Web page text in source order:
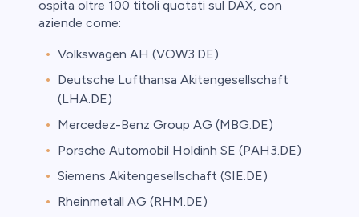
ospita oltre 100 titoli quotati sul DAX, con
aziende come:
Volkswagen AH (VOW3.DE)
Deutsche Lufthansa Akitengesellschaft
(LHA.DE)
Mercedez-Benz Group AG (MBG.DE)
Porsche Automobil Holdinh SE (PAH3.DE)
Siemens Akitengesellschaft (SIE.DE)
Rheinmetall AG (RHM.DE)